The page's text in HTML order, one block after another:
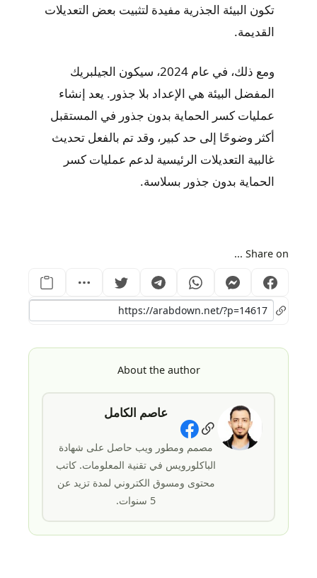
تكون البيئة الجذرية مفيدة لتثبيت بعض التعديلات
القديمة.
ومع ذلك، في عام 2024، سيكون الجيلبريك
المفضل البيئة هي الإعداد بلا جذور. يعد إنشاء
عمليات كسر الحماية بدون جذور في المستقبل
أكثر وضوحًا إلى حد كبير، وقد تم بالفعل تحديث
غالبية التعديلات الرئيسية لدعم عمليات كسر
الحماية بدون جذور بسلاسة.
Share on ...
About the author
عاصم الكامل
Social Links
مصمم ومطور ويب حاصل على شهادة
الباكلورويس في تقنية المعلومات. كاتب
محتوى ومسوق الكتروني لمدة تزيد عن
5 سنوات.